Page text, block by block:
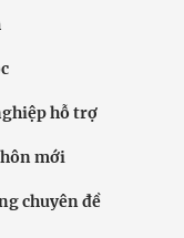
hỗ trợ
mới
chuyên đề